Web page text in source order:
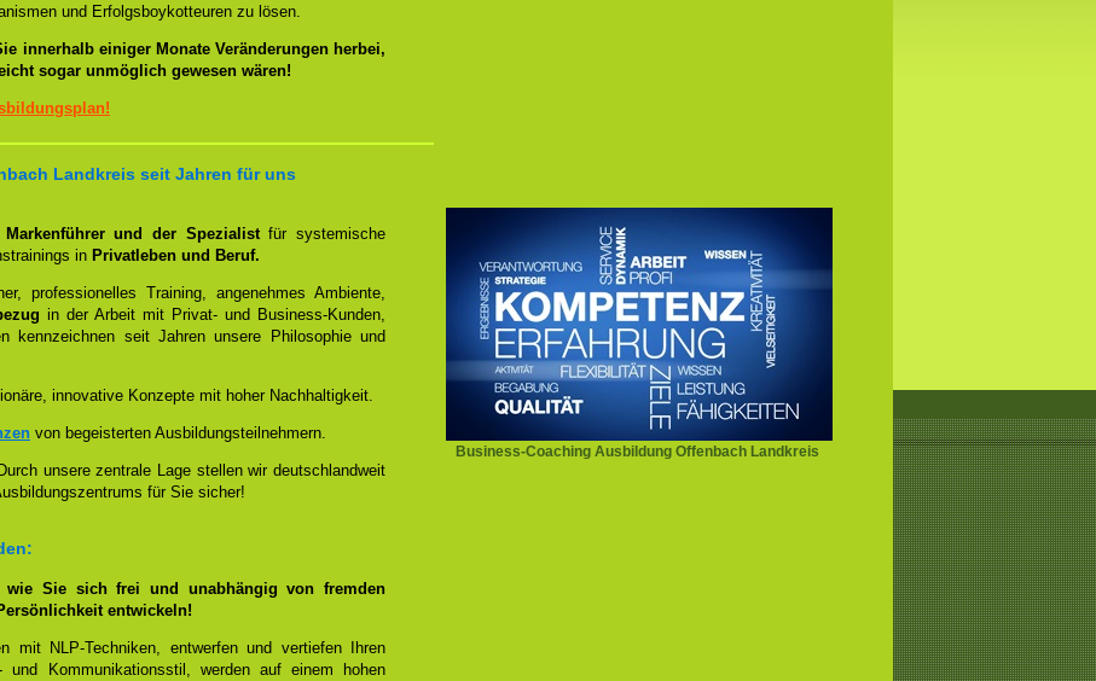
und Erfolgsboykotteuren zu lösen.
innerhalb einiger Monate Veränderungen herbei,
sogar unmöglich gewesen wären!
Landkreis seit Jahren für uns
Business-Coaching Ausbildung Offenbach Landkreis
Markenführer und der Spezialistfür systemische
in Privatleben und Beruf.
professionelles Training, angenehmes Ambiente,
in der Arbeit mit Privat- und Business-Kunden,
kennzeichnen seit Jahren unsere Philosophie und
innovative Konzepte mit hoher Nachhaltigkeit.
von begeisterten Ausbildungsteilnehmern.
Durch unsere zentrale Lage stellen wir deutschlandweit
für Sie sicher!
wie Sie sich frei und unabhängig von fremden
entwickeln!
mit NLP-Techniken, entwerfen und vertiefen Ihren
und Kommunikationsstil, werden auf einem hohen